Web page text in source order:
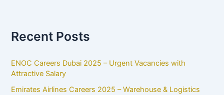
Recent Posts
ENOC Careers Dubai 2025 – Urgent Vacancies with
Attractive Salary
Emirates Airlines Careers 2025 – Warehouse & Logistics